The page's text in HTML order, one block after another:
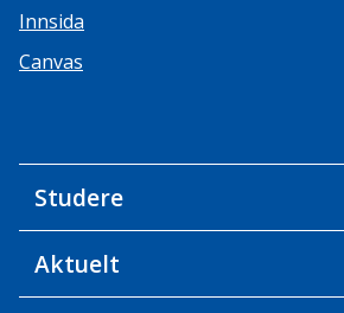
Innsida
Canvas
Studere
Aktuelt